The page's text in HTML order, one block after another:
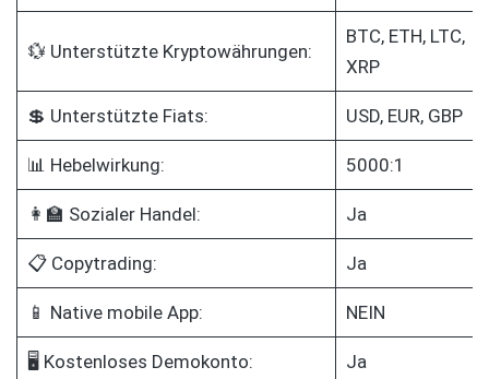
💱 Unterstützte Kryptowährungen:
BTC, ETH, LTC,
XRP
💲 Unterstützte Fiats: USD, EUR, GBP
📊 Hebelwirkung: 5000:1
👩‍🏫 Sozialer Handel: Ja
📋 Copytrading: Ja
📱 Native mobile App: NEIN
🖥️ Kostenloses Demokonto: Ja